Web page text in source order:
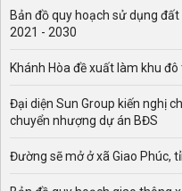
Bản đồ quy hoạch sử dụng
2021 - 2030
Khánh Hòa đề xuất làm khu
Đại diện Sun Group kiến nghị
chuyển nhượng dự án BĐS
Đường sẽ mở ở xã Giao Phúc,